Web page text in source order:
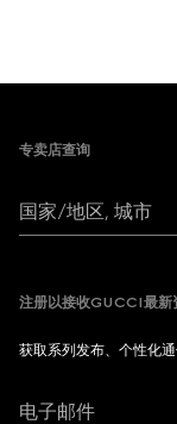
专卖店查询
国家/地区, 城市
注册以接收GUCCI最新
获取系列发布、个性化
电子邮件